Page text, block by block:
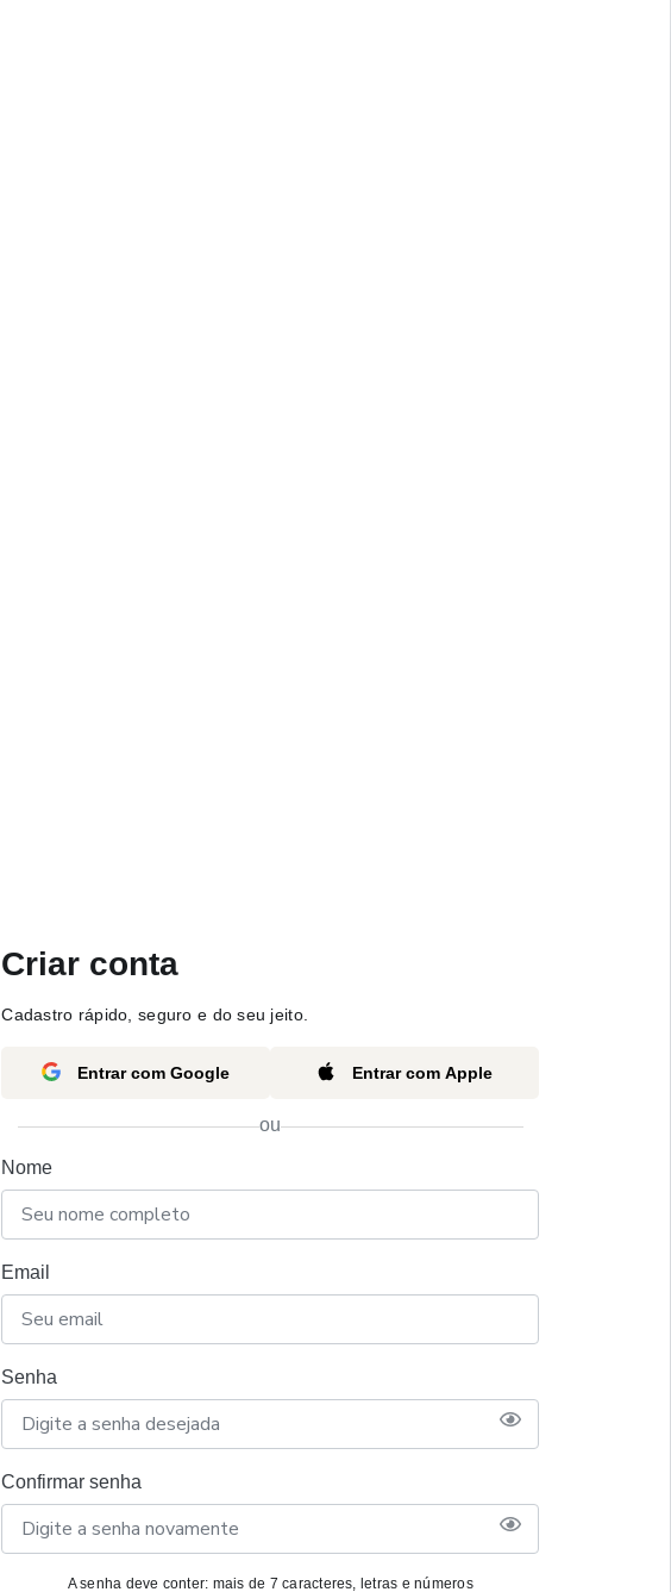
Criar conta
Cadastro rápido, seguro e do seu jeito.
Entrar com Google Entrar com Apple
ou
Nome
Email
Senha
Confirmar senha
A senha deve conter: mais de 7 caracteres, letras e números